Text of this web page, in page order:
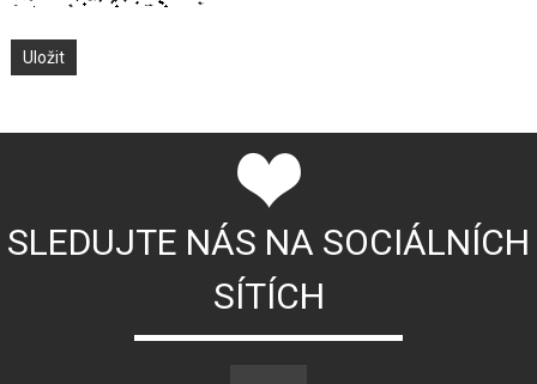
SLEDUJTE NÁS NA SOCIÁLNÍCH
SÍTÍCH